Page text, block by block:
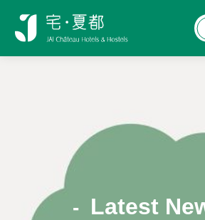
- Latest